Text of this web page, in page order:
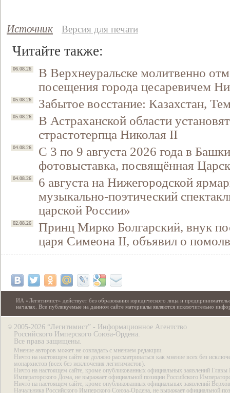
Источник Версия для печати
Читайте также:
06.08.26
В Верхнеуральске молитвенно
посещения города цесаревичем
05.08.26 Забытое восстание: Казахстан,
05.08.26
В Астраханской области
страстотерпца Николая II
04.08.26
С 3 по 9 августа 2026 года в
фотовыставка, посвящённая
04.08.26
6 августа на Нижегородской
музыкально-поэтический
царской России»
02.08.26
Принц Мирко Болгарский, внук
царя Симеона II, объявил о
ИА «Легитимист» действует без образования юридического лица и
началах. Все публикуемые на данном сайте материалы являются исключительно
© 2005-2026 “Легитимист” - Информационное Агентство
Российского Имперского Союза-Ордена.
Все права защищены.
Мнение авторов может не совпадать с мнением редакции.
Ничто на настоящем сайте не должно рассматриваться как мнение всех без
монархистов (всех без исключения легитимистов).
Ничто на настоящем сайте, кроме опубликованных официальных заявлений Главы
Императорского Дома, не выражает официальной позиции Российского
Ничто на настоящем сайте, кроме опубликованных официальных заявлений
Начальника Российского Имперского Союза-Ордена, не выражает официальной